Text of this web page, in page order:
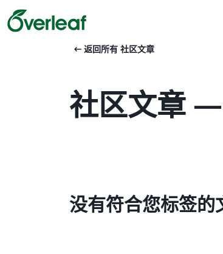
arrow_left_alt 返回所有 社区文章
社区文章
没有符合您标签的